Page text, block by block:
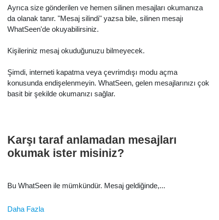
Ayrıca size gönderilen ve hemen silinen mesajları okumanıza
da olanak tanır. "Mesaj silindi" yazsa bile, silinen mesajı
WhatSeen'de okuyabilirsiniz.
Kişileriniz mesaj okuduğunuzu bilmeyecek.
Şimdi, interneti kapatma veya çevrimdışı modu açma
konusunda endişelenmeyin. WhatSeen, gelen mesajlarınızı çok
basit bir şekilde okumanızı sağlar.
Karşı taraf anlamadan mesajları
okumak ister misiniz?
Bu WhatSeen ile mümkündür. Mesaj geldiğinde,...
Daha Fazla